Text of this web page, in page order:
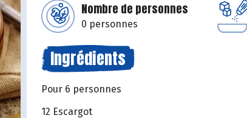
Nombre de personnes
0 personnes
Ingrédients
Pour 6 personnes
12 Escargot